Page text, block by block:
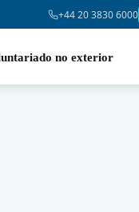
+44 20 3830 6000
no exterior